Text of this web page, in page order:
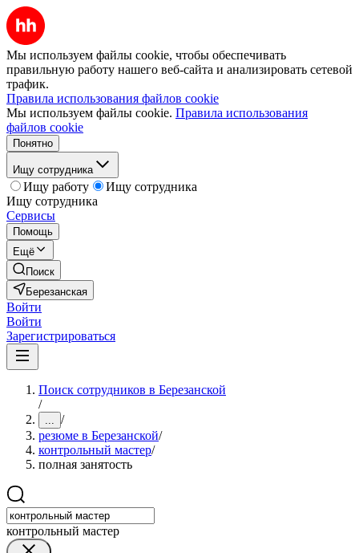
Мы используем файлы cookie, чтобы обеспечивать
правильную работу нашего веб-сайта и анализировать сетевой
трафик.
Правила использования файлов cookie
Мы используем файлы cookie. Правила использования
файлов cookie
Понятно
Ищу сотрудника
Ищу работу
Ищу сотрудника
Ищу сотрудника
Сервисы
Помощь
Ещё
Поиск
Березанская
Войти
Войти
Зарегистрироваться
Поиск сотрудников в Березанской
/
... /
резюме в Березанской/
контрольный мастер/
полная занятость
контрольный мастер